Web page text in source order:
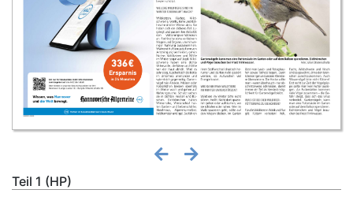
Teil 1 (HP)